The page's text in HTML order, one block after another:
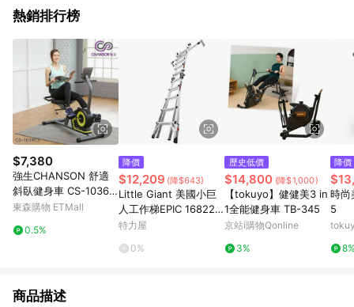
熱銷排行榜
$7,380
強生CHANSON 舒適
斜臥健身車 CS-1036E
X
東森購物 ETMall
0.5%
降價
$12,209 (降$643)
Little Giant 美國小巨
人工作梯EPIC 16822-
818 M22巨匠梯含自動
特力屋
0%
歷史低價
$14,800 (降$1,000)
【tokuyo】健健美3 in
1全能健身車 TB-345
京站i購物Qonline
3%
降價
時尚
5
商品描述